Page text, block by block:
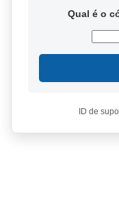
Qual é o
ID de